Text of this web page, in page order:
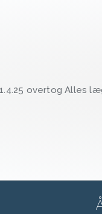
1.4.25 overtog Alles